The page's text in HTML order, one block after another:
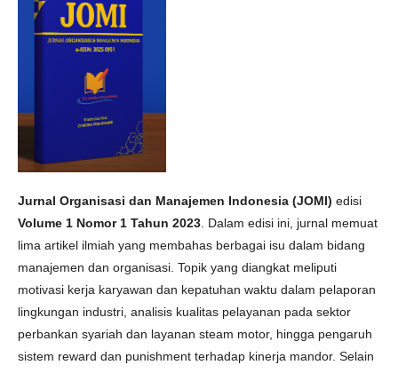
Jurnal Organisasi dan Manajemen Indonesia (JOMI) edisi
Volume 1 Nomor 1 Tahun 2023 . Dalam edisi ini, jurnal memuat
lima artikel ilmiah yang membahas berbagai isu dalam bidang
manajemen dan organisasi. Topik yang diangkat meliputi
motivasi kerja karyawan dan kepatuhan waktu dalam pelaporan
lingkungan industri, analisis kualitas pelayanan pada sektor
perbankan syariah dan layanan steam motor, hingga pengaruh
sistem reward dan punishment terhadap kinerja mandor. Selain